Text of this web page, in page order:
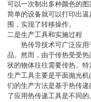
可以一次制出多种颜色的
简单的设备就可以打印出
围，实现了转移操作。
二是生产工具和实施过程
热传导技术可广泛应用
品。然而，由于传热受受
状的物体往往需要传热。
生产工具主要是平面抛光
们的生产方法是基于热传
了应用热传递工具是不同